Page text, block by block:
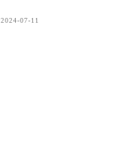
2024-07-11